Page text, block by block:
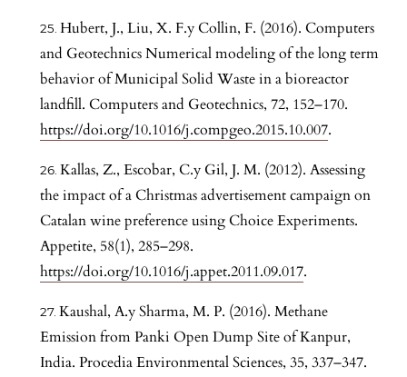
Hubert, J., Liu, X. F.y Collin, F. (2016). Computers
and Geotechnics Numerical modeling of the long term
behavior of Municipal Solid Waste in a bioreactor
landfill. Computers and Geotechnics, 72, 152–170.
https://doi.org/10.1016/j.compgeo.2015.10.007.
Kallas, Z., Escobar, C.y Gil, J. M. (2012). Assessing
the impact of a Christmas advertisement campaign on
Catalan wine preference using Choice Experiments.
Appetite, 58(1), 285–298.
https://doi.org/10.1016/j.appet.2011.09.017.
Kaushal, A.y Sharma, M. P. (2016). Methane
Emission from Panki Open Dump Site of Kanpur,
India. Procedia Environmental Sciences, 35, 337–347.